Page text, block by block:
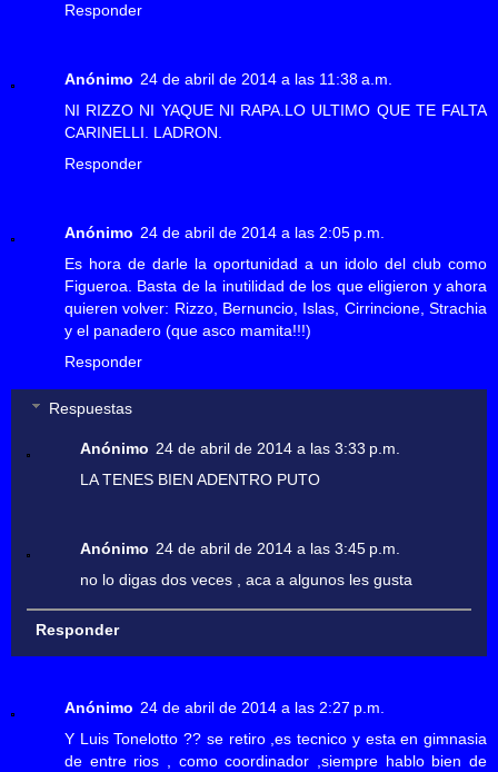
Responder
Anónimo 24 de abril de 2014 a las 11:38 a.m.
NI RIZZO NI YAQUE NI RAPA.LO ULTIMO QUE TE FALTA
CARINELLI. LADRON.
Responder
Anónimo 24 de abril de 2014 a las 2:05 p.m.
Es hora de darle la oportunidad a un idolo del club como
Figueroa. Basta de la inutilidad de los que eligieron y ahora
quieren volver: Rizzo, Bernuncio, Islas, Cirrincione, Strachia
y el panadero (que asco mamita!!!)
Responder
Respuestas
Anónimo 24 de abril de 2014 a las 3:33 p.m.
LA TENES BIEN ADENTRO PUTO
Anónimo 24 de abril de 2014 a las 3:45 p.m.
no lo digas dos veces , aca a algunos les gusta
Responder
Anónimo 24 de abril de 2014 a las 2:27 p.m.
Y Luis Tonelotto ?? se retiro ,es tecnico y esta en gimnasia
de entre rios , como coordinador ,siempre hablo bien de